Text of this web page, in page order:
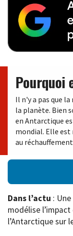
Pourquoi
Il n'y a pas que
la planète. Bien
en Antarctique
mondial. Elle est
au
Dans l’actu :
modélise
l’Antarctique sur